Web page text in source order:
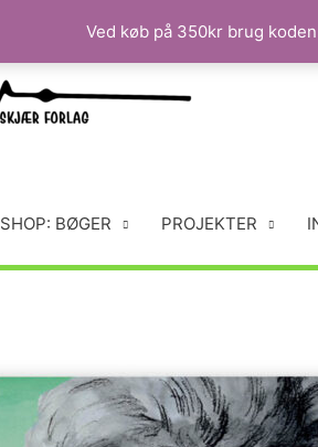
Ved køb på 350kr brug
SHOP: BØGER PROJEKTER